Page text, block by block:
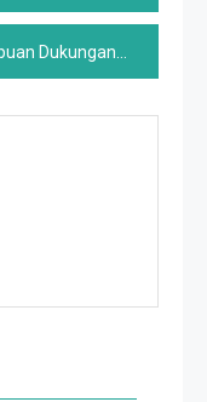
Ini Yang Membodohi Wisatawan